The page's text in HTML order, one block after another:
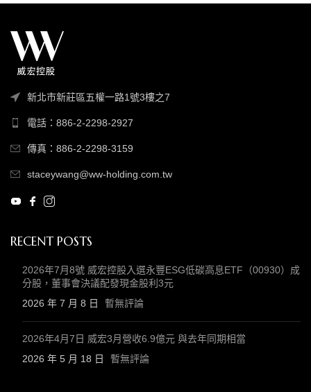
新北市新莊區五權一路1號3樓之7
電話：886-2-2298-2927
傳真：886-2-2298-3159
staceywang@ww-holding.com.tw
RECENT POSTS
2026年7月8號 威宏控股入選永豐ESG低碳高息ETF（00930）成
分股，董事會決議配發現金股利3元
2026 年 7 月 8 日
暫無評論
2026年4月7日 威宏3月營收6.9億元 與去年同期相當
2026 年 5 月 18 日
暫無評論